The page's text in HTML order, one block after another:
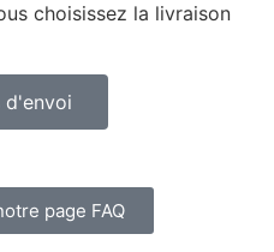
choisissez la livraison
d'envoi
page FAQ